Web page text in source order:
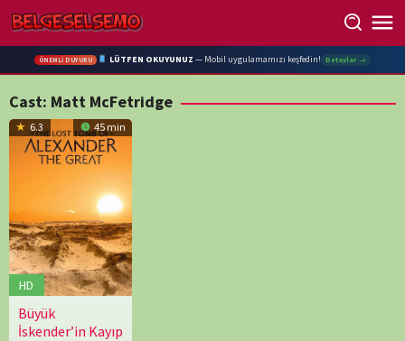
Skip
to
content
ÖNEMLİ DUYURU LÜTFEN OKUYUNUZ — Mobil uygulamamızı keşfedin! Detaylar →
Cast: Matt McFetridge
6.3 45 min
HD
Büyük
İskender’in Kayıp
04.03.2019
Duncan
Singh